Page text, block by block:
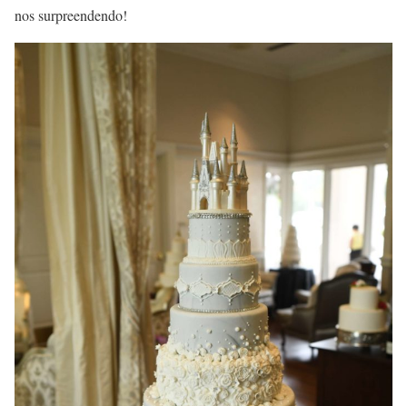
nos surpreendendo!